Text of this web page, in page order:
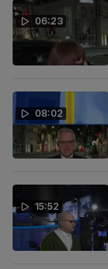
06:23
08:02
15:52